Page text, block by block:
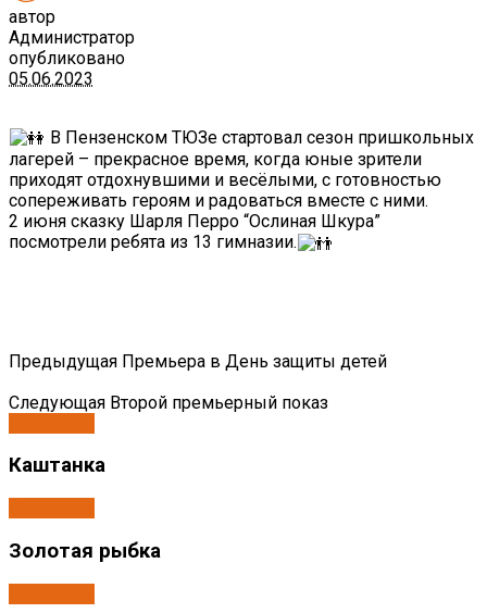
автор
Администратор
опубликовано
05.06.2023
В Пензенском ТЮЗе стартовал сезон пришкольных
лагерей – прекрасное время, когда юные зрители
приходят отдохнувшими и весёлыми, с готовностью
сопереживать героям и радоваться вместе с ними.
2 июня сказку Шарля Перро “Ослиная Шкура”
посмотрели ребята из 13 гимназии.
Предыдущая Премьера в День защиты детей
Следующая Второй премьерный показ
Каштанка
Золотая рыбка